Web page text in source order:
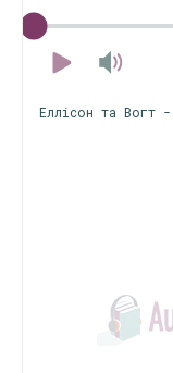
Еллісон та Вогт -